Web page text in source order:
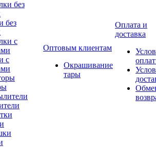
без
с
Оптовым клиентам
Окрашивание
тары
Оплата и
доставка